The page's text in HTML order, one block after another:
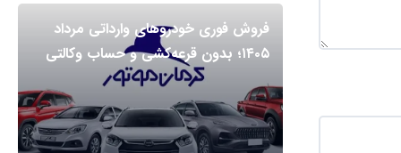
فروش فوری خودروهای وارداتی مرداد
۱۴۰۵؛ بدون قرعه‌کشی و حساب وکالتی